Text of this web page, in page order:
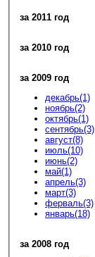
за 2011 год
за 2010 год
за 2009 год
декабрь(1)
ноябрь(2)
октябрь(1)
сентябрь(3)
август(8)
июль(10)
июнь(2)
май(1)
апрель(3)
март(3)
ферваль(3)
январь(18)
за 2008 год